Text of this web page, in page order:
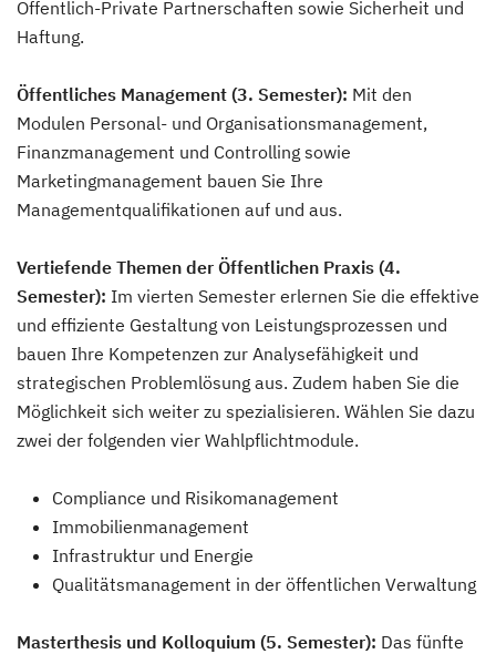
Öffentlich-Private Partnerschaften sowie Sicherheit und
Haftung.
Öffentliches Management (3. Semester): Mit den
Modulen Personal- und Organisationsmanagement,
Finanzmanagement und Controlling sowie
Marketingmanagement bauen Sie Ihre
Managementqualifikationen auf und aus.
Vertiefende Themen der Öffentlichen Praxis (4.
Semester): Im vierten Semester erlernen Sie die effektive
und effiziente Gestaltung von Leistungsprozessen und
bauen Ihre Kompetenzen zur Analysefähigkeit und
strategischen Problemlösung aus. Zudem haben Sie die
Möglichkeit sich weiter zu spezialisieren. Wählen Sie dazu
zwei der folgenden vier Wahlpflichtmodule.
Compliance und Risikomanagement
Immobilienmanagement
Infrastruktur und Energie
Qualitätsmanagement in der öffentlichen Verwaltung
Masterthesis und Kolloquium (5. Semester): Das fünfte